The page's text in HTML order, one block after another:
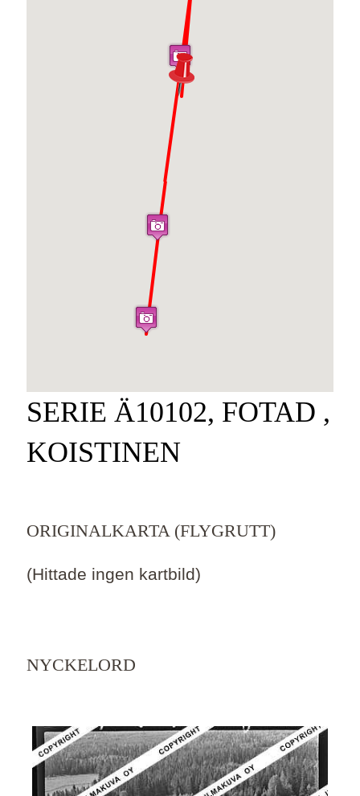
SERIE Ä10102, FOTAD ,
KOISTINEN
ORIGINALKARTA (FLYGRUTT)
(Hittade ingen kartbild)
NYCKELORD